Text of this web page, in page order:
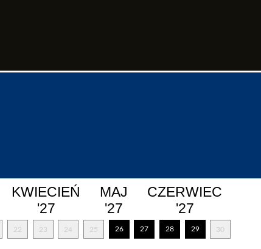
KWIECIEŃ
'27
MAJ
'27
CZERWIEC
'27
22 23 24 25 26 27 28 29 30